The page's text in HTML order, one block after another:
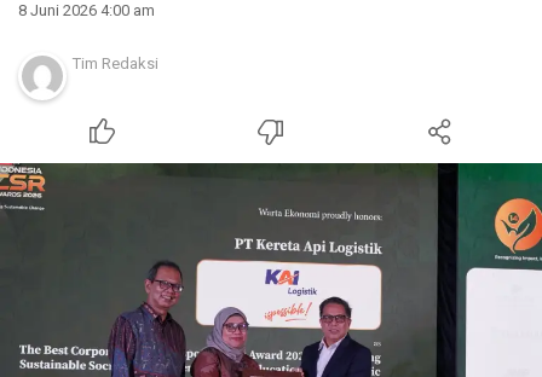
8 Juni 2026 4:00 am
Tim Redaksi